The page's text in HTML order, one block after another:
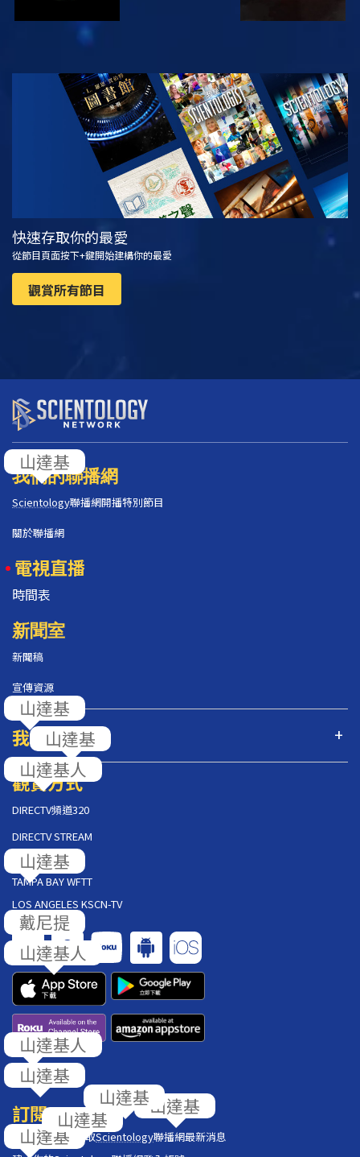
觀看 探索系列節目
快速存取你的最愛
從節目頁面按下+鍵開始建構你的最愛
觀賞所有節目
我們的聯播網
Scientology聯播網開播特別節目
關於聯播網
電視直播
時間表
新聞室
新聞稿
宣傳資源
我們的節目
觀賞方式
DIRECTV頻道320
DIRECTV STREAM
AT&T U-VERSE
TAMPA BAY WFTT
LOS ANGELES KSCN-TV
回饋
訂閱
在你的收件匣獲取Scientology聯播網最新消息